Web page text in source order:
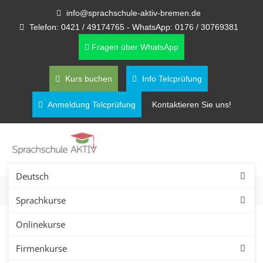
info@sprachschule-aktiv-bremen.de
Telefon: 0421 / 49174765 - WhatsApp: 0176 / 30769381
Fragen über WhatsApp
Kurs buchen Info Telcprüfung
Anmeldung Telcprüfung Kontaktieren Sie uns!
Deutsch
Sprachkurse
Onlinekurse
Firmenkurse